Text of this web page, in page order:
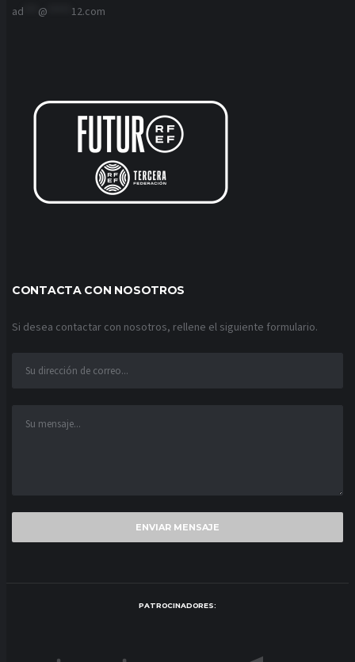
ad @ 12.com
CONTACTA CON NOSOTROS
Si desea contactar con nosotros, rellene el siguiente formulario.
PATROCINADORES: